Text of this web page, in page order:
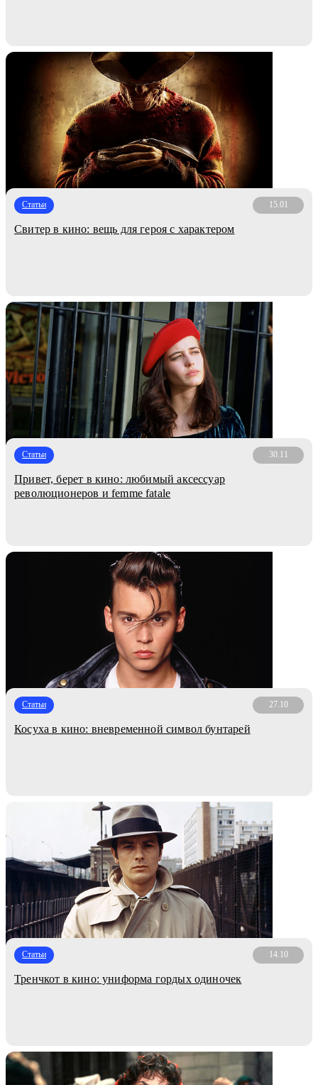
Статьи 15.01
Свитер в кино: вещь для героя с характером
Статьи 30.11
Привет, берет в кино: любимый аксессуар
революционеров и femme fatale
Статьи 27.10
Косуха в кино: вневременной символ бунтарей
Статьи 14.10
Тренчкот в кино: униформа гордых одиночек